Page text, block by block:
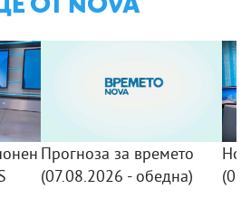
Прогноза за времето
(07.08.2026 - обедна)